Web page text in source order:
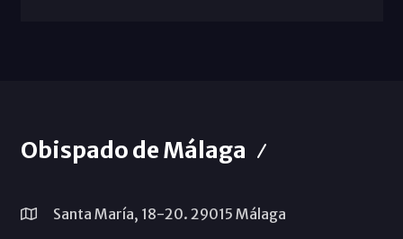
Obispado de Málaga
Santa María, 18-20. 29015 Málaga